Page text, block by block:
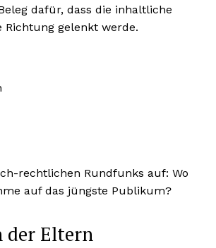
dafür, dass die inhaltliche
gelenkt werde.
rechtlichen Rundfunks auf: Wo
auf das jüngste Publikum?
der Eltern